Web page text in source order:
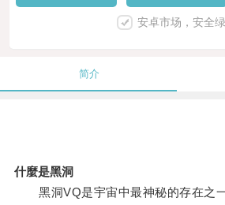
安卓市场，安全
简介
什麼是黑洞
黑洞VQ是宇宙中最神秘的存在之一